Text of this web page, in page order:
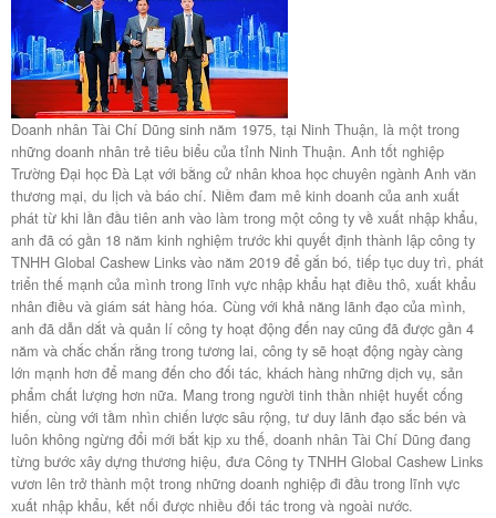
Doanh nhân Tài Chí Dũng sinh năm 1975, tại Ninh Thuận, là một trong
những doanh nhân trẻ tiêu biểu của tỉnh Ninh Thuận. Anh tốt nghiệp
Trường Đại học Đà Lạt với bằng cử nhân khoa học chuyên ngành Anh văn
thương mại, du lịch và báo chí. Niềm đam mê kinh doanh của anh xuất
phát từ khi lần đầu tiên anh vào làm trong một công ty về xuất nhập khẩu,
anh đã có gần 18 năm kinh nghiệm trước khi quyết định thành lập công ty
TNHH Global Cashew Links vào năm 2019 để gắn bó, tiếp tục duy trì, phát
triển thế mạnh của mình trong lĩnh vực nhập khẩu hạt điều thô, xuất khẩu
nhân điều và giám sát hàng hóa. Cùng với khả năng lãnh đạo của mình,
anh đã dẫn dắt và quản lí công ty hoạt động đến nay cũng đã được gần 4
năm và chắc chắn rằng trong tương lai, công ty sẽ hoạt động ngày càng
lớn mạnh hơn để mang đến cho đối tác, khách hàng những dịch vụ, sản
phẩm chất lượng hơn nữa. Mang trong người tinh thần nhiệt huyết cống
hiến, cùng với tầm nhìn chiến lược sâu rộng, tư duy lãnh đạo sắc bén và
luôn không ngừng đổi mới bắt kịp xu thế, doanh nhân Tài Chí Dũng đang
từng bước xây dựng thương hiệu, đưa Công ty TNHH Global Cashew Links
vươn lên trở thành một trong những doanh nghiệp đi đầu trong lĩnh vực
xuất nhập khẩu, kết nối được nhiều đối tác trong và ngoài nước.